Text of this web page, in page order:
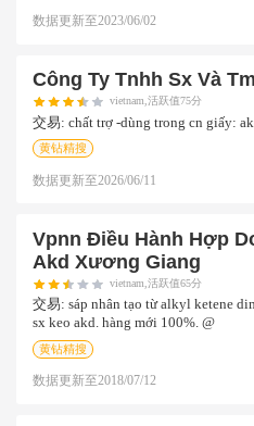
数据更新至2023/06/02
Công Ty Tnhh Sx Và
vietnam,活跃值75分
交易: chất trợ -dùng trong cn giấy:
黄钻精搜
数据更新至2026/06/11
Vpnn Điều Hành Hợp
Akd Xương Giang
vietnam,活跃值65分
交易: sáp nhân tạo từ alkyl ketene
sx keo akd. hàng mới 100%. @
黄钻精搜
数据更新至2018/07/12